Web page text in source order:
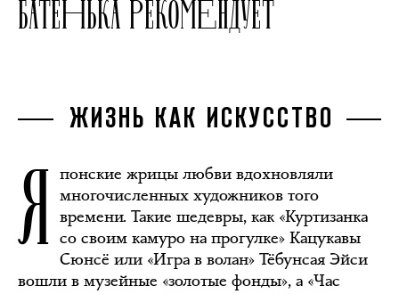
БАТЕНЬКА РЕКОМЕНДУЕТ
ЖИЗНЬ КАК ИСКУССТВО
Я понские жрицы любви вдохновляли
многочисленных художников того
времени. Такие шедевры, как «Куртизанка
со своим камуро на прогулке» Кацукавы
Сюнсё или «Игра в волан» Тёбунсая Эйси
вошли в музейные «золотые фонды», а «Час